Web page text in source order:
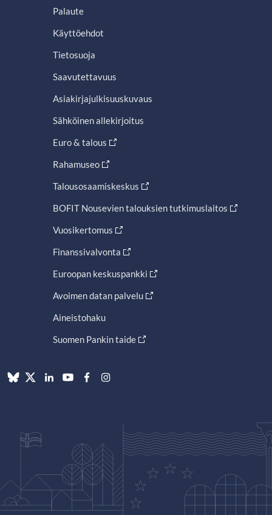
Palaute
Käyttöehdot
Tietosuoja
Saavutettavuus
Asiakirjajulkisuuskuvaus
Sähköinen allekirjoitus
Euro & talous
Rahamuseo
Talousosaamiskeskus
BOFIT Nousevien talouksien tutkimuslaitos
Vuosikertomus
Finanssivalvonta
Euroopan keskuspankki
Avoimen datan palvelu
Aineistohaku
Suomen Pankin taide